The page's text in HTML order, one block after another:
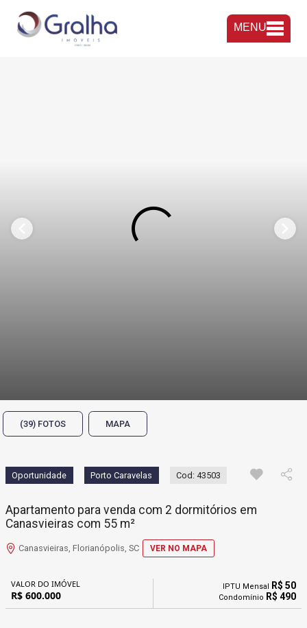
MENU
(39) FOTOS MAPA
Oportunidade Porto Caravelas Cod: 43503
Apartamento para venda com 2 dormitórios em
Canasvieiras com 55 m²
Canasvieiras, Florianópolis, SC VER NO MAPA
VALOR DO IMÓVEL
R$ 600.000
IPTU Mensal R$ 50
Condomínio R$ 490